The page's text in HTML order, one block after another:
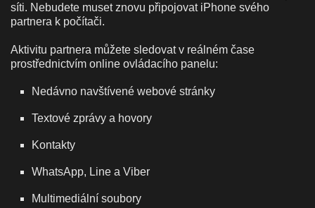
síti. Nebudete muset znovu připojovat iPhone svého
partnera k počítači.
Aktivitu partnera můžete sledovat v reálném čase
prostřednictvím online ovládacího panelu:
Nedávno navštívené webové stránky
Textové zprávy a hovory
Kontakty
WhatsApp, Line a Viber
Multimediální soubory